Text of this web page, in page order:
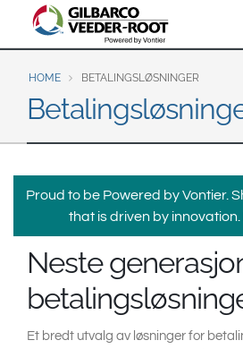
North America
United States
Canada
Latin America
Brazil
Português
English
Mexico
Español
Søker
HOME BETALINGSLØSNINGER
Proud to be Powered by Vontier.
that is driven by innovation.
Neste
Et bredt utvalg av løsninger for